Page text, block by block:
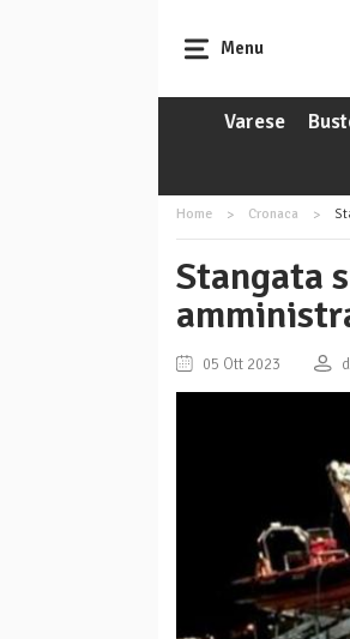
Menu
Varese
Home Cronaca
Stangata
05 Ott 2023